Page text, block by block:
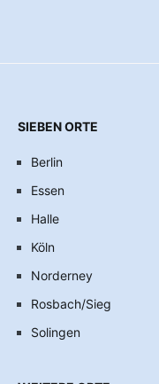
SIEBEN ORTE
Berlin
Essen
Halle
Köln
Norderney
Rosbach/Sieg
Solingen